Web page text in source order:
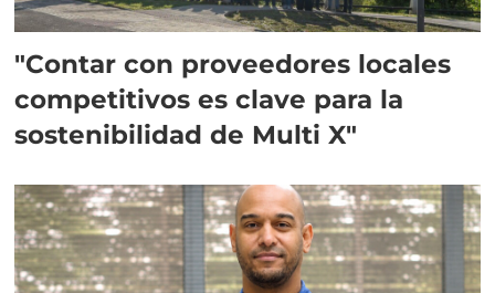
"Contar con proveedores locales
competitivos es clave para la
sostenibilidad de Multi X"